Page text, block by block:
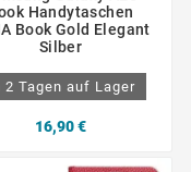
Handytaschen
Book Gold Elegant
Silber
2 Tagen auf Lager
16,90 €